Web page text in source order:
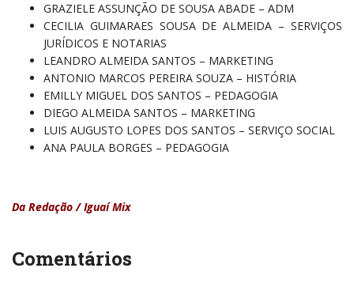
GRAZIELE ASSUNÇÃO DE SOUSA ABADE – ADM
CECILIA GUIMARAES SOUSA DE ALMEIDA – SERVIÇOS
JURÍDICOS E NOTARIAS
LEANDRO ALMEIDA SANTOS – MARKETING
ANTONIO MARCOS PEREIRA SOUZA – HISTÓRIA
EMILLY MIGUEL DOS SANTOS – PEDAGOGIA
DIEGO ALMEIDA SANTOS – MARKETING
LUIS AUGUSTO LOPES DOS SANTOS – SERVIÇO SOCIAL
ANA PAULA BORGES – PEDAGOGIA
Da Redação / Iguaí Mix
Comentários